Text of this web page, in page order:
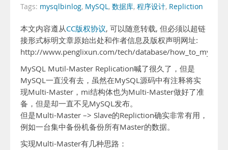
Tags: mysqlbinlog, MySQL, 数据库, 程序设计, Repliction
本文内容遵从CC版权协议, 可以随意转载, 但必须以超链
接形式标明文章原始出处和作者信息及版权声明网址:
http://www.penglixun.com/tech/database/
MySQL Mutil-Master Replication喊了很久了，但是
MySQL一直没有去，虽然在MySQL源码中有注释将实
现Multi-Master，mi结构体也为Multi-Master做好了准
备，但是却一直不见MySQL发布。
但是Multi-Master –> Slave的Repliction确实非常有用，
例如一台集中备份机备份所有Master的数据。
实现Multi-Master有几种思路：